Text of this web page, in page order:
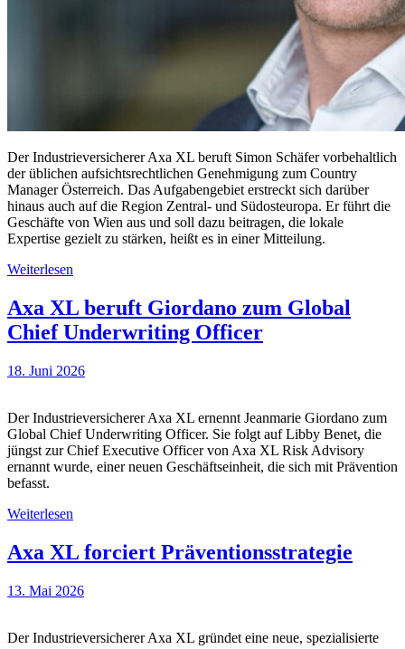
Der Industrieversicherer Axa XL beruft Simon Schäfer vorbehaltlich
der üblichen aufsichtsrechtlichen Genehmigung zum Country
Manager Österreich. Das Aufgabengebiet erstreckt sich darüber
hinaus auch auf die Region Zentral- und Südosteuropa. Er führt die
Geschäfte von Wien aus und soll dazu beitragen, die lokale
Expertise gezielt zu stärken, heißt es in einer Mitteilung.
Weiterlesen
Axa XL beruft Giordano zum Global
Chief Underwriting Officer
18. Juni 2026
Der Industrieversicherer Axa XL ernennt Jeanmarie Giordano zum
Global Chief Underwriting Officer. Sie folgt auf Libby Benet, die
jüngst zur Chief Executive Officer von Axa XL Risk Advisory
ernannt wurde, einer neuen Geschäftseinheit, die sich mit Prävention
befasst.
Weiterlesen
Axa XL forciert Präventionsstrategie
13. Mai 2026
Der Industrieversicherer Axa XL gründet eine neue, spezialisierte